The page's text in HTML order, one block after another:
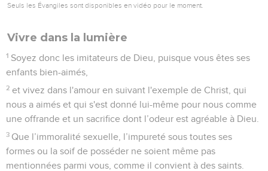
Seuls les Évangiles sont disponibles en vidéo pour le moment.
Vivre dans la lumière
1 Soyez donc les imitateurs de Dieu, puisque vous êtes ses
enfants bien-aimés,
2 et vivez dans l'amour en suivant l'exemple de Christ, qui
nous a aimés et qui s'est donné lui-même pour nous comme
une offrande et un sacrifice dont l’odeur est agréable à Dieu.
3 Que l’immoralité sexuelle, l’impureté sous toutes ses
formes ou la soif de posséder ne soient même pas
mentionnées parmi vous, comme il convient à des saints.